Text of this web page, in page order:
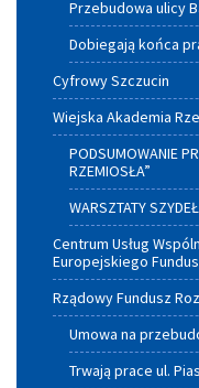
Przebudowa ulicy
Dobiegają końca
Cyfrowy Szczucin
Wiejska Akademia
PODSUMOWANIE
RZEMIOSŁA”
WARSZTATY
Centrum Usług
Europejskiego
Rządowy Fundusz
Umowa na
Trwają prace ul.